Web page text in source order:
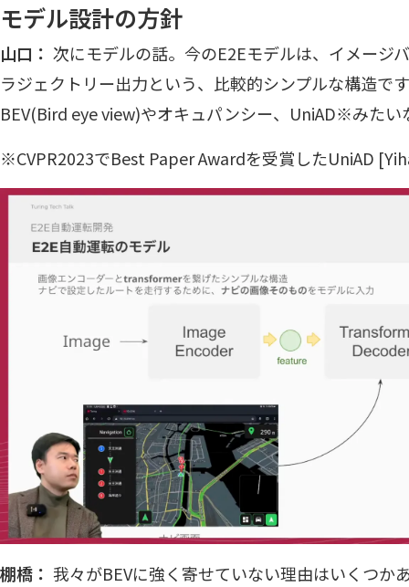
モデル設計の方針
山口： 次にモデルの話。今のE2Eモデルは、イメー
ラジェクトリー出力という、比較的シンプルな構造で
BEV(Bird eye view)やオキュパンシー、UniAD※みた
※CVPR2023でBest Paper Awardを受賞したUniAD
棚橋： 我々がBEVに強く寄せていない理由はいくつか